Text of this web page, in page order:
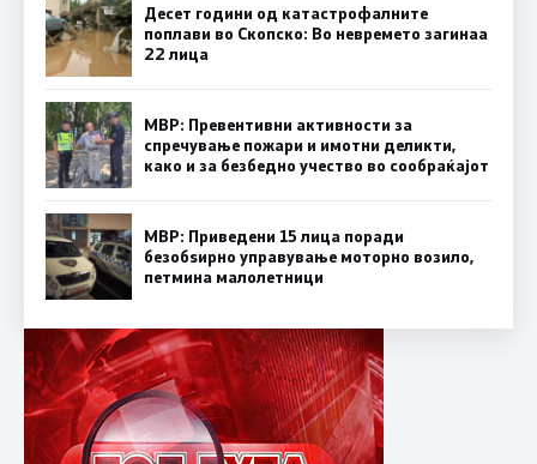
Десет години од катастрофалните
поплави во Скопско: Во невремето загинаа
22 лица
МВР: Превентивни активности за
спречување пожари и имотни деликти,
како и за безбедно учество во сообраќајот
МВР: Приведени 15 лица поради
безобѕирно управување моторно возило,
петмина малолетници